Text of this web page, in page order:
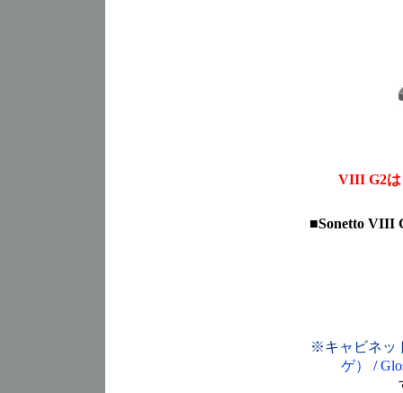
VIII G2は
■Sonetto VIII
※キャビネッ
ゲ）
/